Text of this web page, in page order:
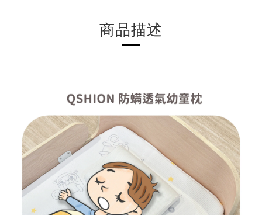
商品描述